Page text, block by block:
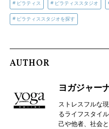
ピラティス ピラティススタジオ
ピラティススタジオを探す
AUTHOR
ヨガジャー
ストレスフルな
るライフスタイ
己や他者、社会